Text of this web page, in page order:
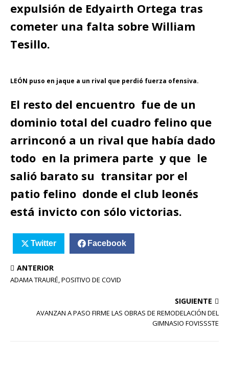
expulsión de Edyairth Ortega tras
cometer una falta sobre William
Tesillo.
LEÓN puso en jaque a un rival que perdió fuerza ofensiva.
El resto del encuentro fue de un
dominio total del cuadro felino que
arrinconó a un rival que había dado
todo en la primera parte y que le
salió barato su transitar por el
patio felino donde el club leonés
está invicto con sólo victorias.
Twitter Facebook
ANTERIOR
ADAMA TRAURÉ, POSITIVO DE COVID
SIGUIENTE
AVANZAN A PASO FIRME LAS OBRAS DE REMODELACIÓN DEL
GIMNASIO FOVISSSTE